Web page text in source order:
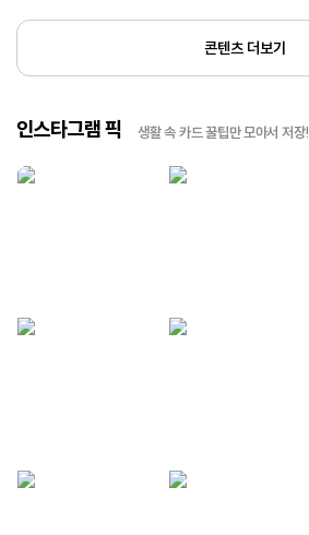
콘텐츠 더보기
인스타그램 픽 생활 속 카드 꿀팁만 모아서 저장!